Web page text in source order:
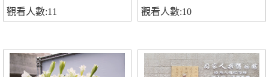
觀看人數:11 觀看人數:10